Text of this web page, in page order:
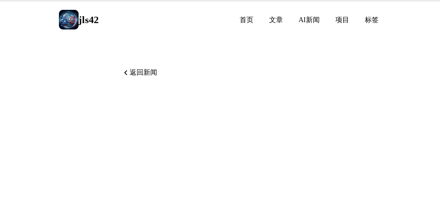
jls42 首页 文章 AI新闻 项目 标签
返回新闻